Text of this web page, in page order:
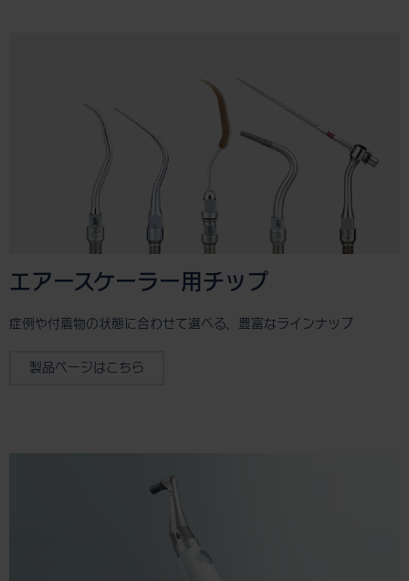
エアースケーラー用チップ
症例や付着物の状態に合わせて選べる、豊富なラインナップ
製品ページはこちら